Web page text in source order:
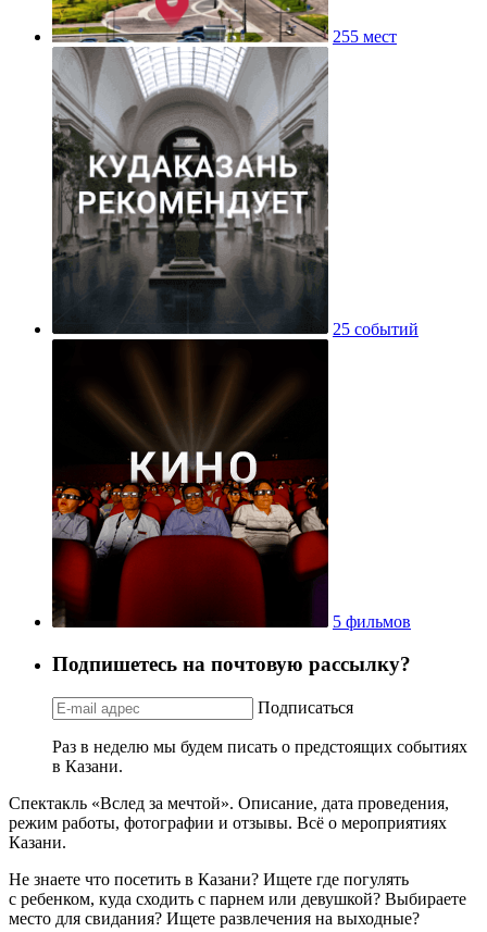
255 мест
25 событий
5 фильмов
Подпишетесь на почтовую рассылку?
Подписаться
Раз в неделю мы будем писать о предстоящих событиях
в Казани.
Спектакль «Вслед за мечтой». Описание, дата проведения,
режим работы, фотографии и отзывы. Всё о мероприятиях
Казани.
Не знаете что посетить в Казани? Ищете где погулять
с ребенком, куда сходить с парнем или девушкой? Выбираете
место для свидания? Ищете развлечения на выходные?